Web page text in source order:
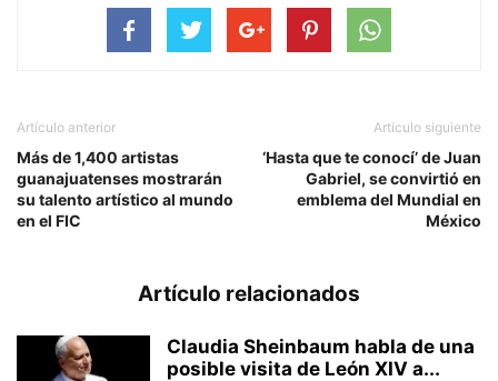
Artículo anterior
Más de 1,400 artistas
guanajuatenses mostrarán
su talento artístico al mundo
en el FIC
Artículo siguiente
‘Hasta que te conocí’ de Juan
Gabriel, se convirtió en
emblema del Mundial en
México
Artículo relacionados
Claudia Sheinbaum habla de una
posible visita de León XIV a...